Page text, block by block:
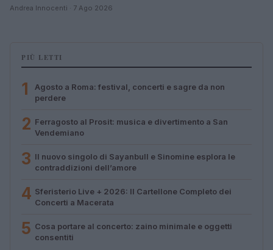
Andrea Innocenti · 7 Ago 2026
PIÙ LETTI
1
Agosto a Roma: festival, concerti e sagre da non
perdere
2 Ferragosto al Prosit: musica e divertimento a San
Vendemiano
3 Il nuovo singolo di Sayanbull e Sinomine esplora le
contraddizioni dell’amore
4 Sferisterio Live + 2026: Il Cartellone Completo dei
Concerti a Macerata
5 Cosa portare al concerto: zaino minimale e oggetti
consentiti